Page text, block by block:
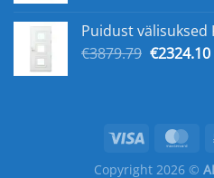
€4241.21.
Puidust välisuksed
€3879.79 Algne
€2324.10
Copyright 2026 ©